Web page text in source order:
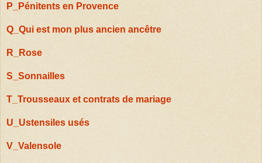
P_Pénitents en Provence
Q_Qui est mon plus ancien ancêtre
R_Rose
S_Sonnailles
T_Trousseaux et contrats de mariage
U_Ustensiles usés
V_Valensole